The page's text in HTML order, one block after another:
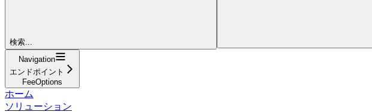
検索...
Navigation
エンドポイント
FeeOptions
ホーム
ソリューション